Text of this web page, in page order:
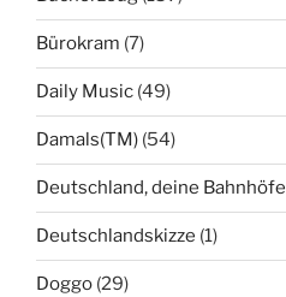
Bürokram (7)
Daily Music (49)
Damals(TM) (54)
Deutschland, deine Bahnhöfe
Deutschlandskizze (1)
Doggo (29)